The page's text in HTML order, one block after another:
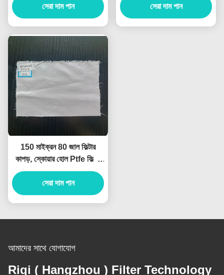
সেরা দাম পান
সেরা দাম পান
150 মাইক্রন 80 জাল ফিল্টার
কাপড়, স্কোয়ার হোল Ptfe ফিল্টার
ফ্যাব্রিক
সেরা দাম পান
আমাদের সাথে যোগাযোগ
Riqi ( Hangzhou ) Filter Technology